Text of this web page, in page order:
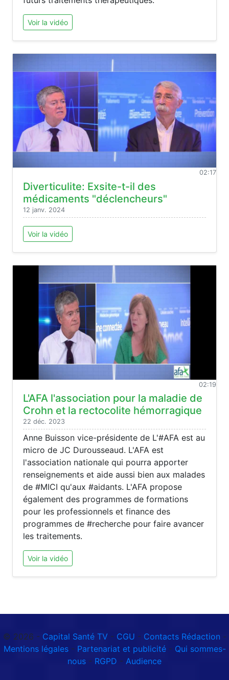
Voir la vidéo
02:17
Diverticulite: Exsite-t-il des
médicaments "déclencheurs"
12 janv. 2024
Voir la vidéo
02:19
L'AFA l'association pour la maladie de
Crohn et la rectocolite hémorragique
22 déc. 2023
Anne Buisson vice-présidente de L'#AFA est au
micro de JC Durousseaud. L'AFA est
l'association nationale qui pourra apporter
renseignements et aide aussi bien aux malades
de #MICI qu'aux #aidants. L'AFA propose
également des programmes de formations
pour les professionnels et finance des
programmes de #recherche pour faire avancer
les traitements.
Voir la vidéo
© 2026 - Capital Santé TV- CGU - Contacts Rédaction -
Mentions légales- Partenariat et publicité- Qui sommes-
nous - RGPD - Audience